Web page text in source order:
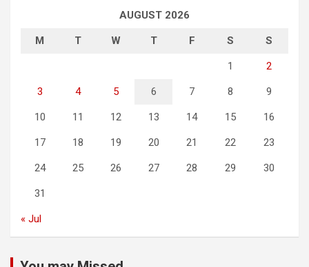
AUGUST 2026
M T W T F S S
1 2
3 4 5 6 7 8 9
10 11 12 13 14 15 16
17 18 19 20 21 22 23
24 25 26 27 28 29 30
31
« Jul